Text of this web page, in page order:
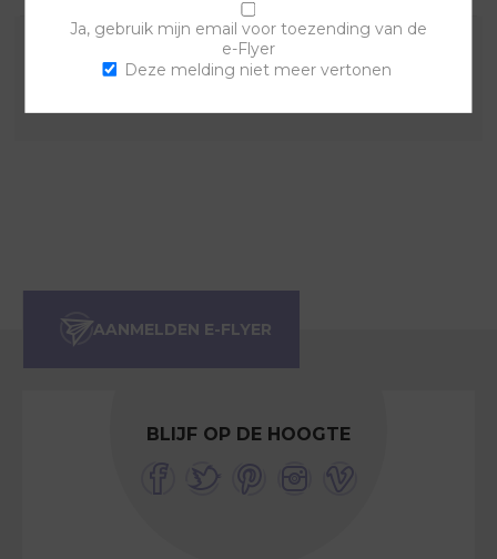
Combineer deze sierring met een van de andere
BLIJF OP DE HOOGTE
Ja, gebruik mijn email voor toezending van de
e-Flyer
Deze melding niet meer vertonen